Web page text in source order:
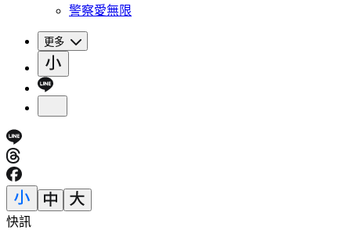
警察愛無限
更多
快訊